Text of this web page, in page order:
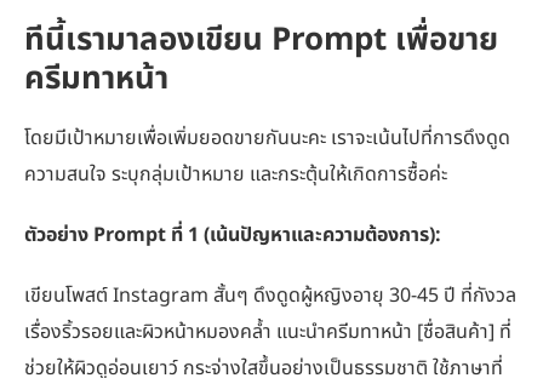
ทีนี้เรามาลองเขียน Prompt เพื่อขาย
ครีมทาหน้า
โดยมีเป้าหมายเพื่อเพิ่มยอดขายกันนะคะ เราจะเน้นไปที่การดึงดูด
ความสนใจ ระบุกลุ่มเป้าหมาย และกระตุ้นให้เกิดการซื้อค่ะ
ตัวอย่าง Prompt ที่ 1 (เน้นปัญหาและความต้องการ):
เขียนโพสต์ Instagram สั้นๆ ดึงดูดผู้หญิงอายุ 30-45 ปี ที่กังวล
เรื่องริ้วรอยและผิวหน้าหมองคล้ำ แนะนำครีมทาหน้า [ชื่อสินค้า] ที่
ช่วยให้ผิวดูอ่อนเยาว์ กระจ่างใสขึ้นอย่างเป็นธรรมชาติ ใช้ภาษาที่